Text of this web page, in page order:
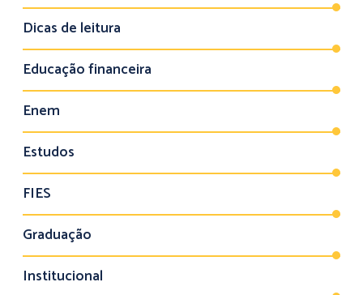
Dicas de leitura
Educação financeira
Enem
Estudos
FIES
Graduação
Institucional